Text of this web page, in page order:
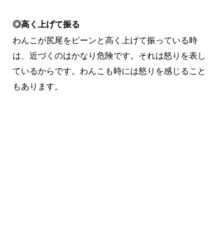
◎高く上げて振る
わんこが尻尾をピーンと高く上げて振っている時
は、近づくのはかなり危険です。それは怒りを表し
ているからです。わんこも時には怒りを感じること
もあります。